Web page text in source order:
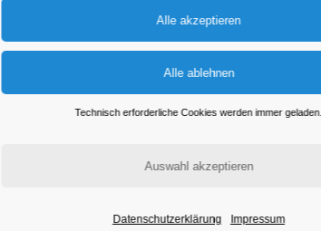
Technisch erforderliche Cookies werden immer geladen.
Datenschutzerklärung Impressum